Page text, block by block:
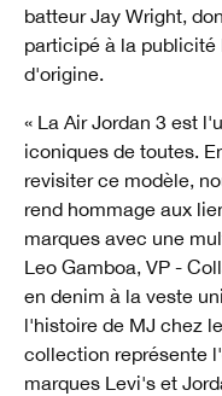
batteur Jay Wright,
participé à la publicité
d'origine.
« La Air Jordan 3 est
iconiques de toutes.
revisiter ce modèle,
rend hommage aux
marques avec une
Leo Gamboa, VP -
en denim à la veste
l'histoire de MJ chez
collection représente
marques Levi's et